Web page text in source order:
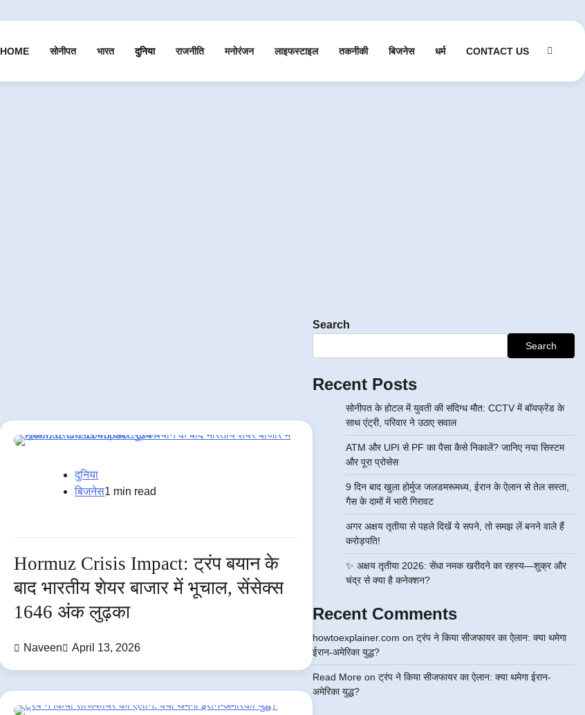
HOME सोनीपत भारत दुनिया राजनीति मनोरंजन लाइफस्टाइल तकनीकी बिजनेस धर्म CONTACT US
दुनिया
बिजनेस1 min read
Hormuz Crisis Impact: ट्रंप बयान के
बाद भारतीय शेयर बाजार में भूचाल, सेंसेक्स
1646 अंक लुढ़का
Naveen April 13, 2026
Search
Search
Recent Posts
सोनीपत के होटल में युवती की संदिग्ध मौत: CCTV में बॉयफ्रेंड के
साथ एंट्री, परिवार ने उठाए सवाल
ATM और UPI से PF का पैसा कैसे निकालें? जानिए नया सिस्टम
और पूरा प्रोसेस
9 दिन बाद खुला होर्मुज जलडमरूमध्य, ईरान के ऐलान से तेल सस्ता,
गैस के दामों में भारी गिरावट
अगर अक्षय तृतीया से पहले दिखें ये सपने, तो समझ लें बनने वाले हैं
करोड़पति!
✨ अक्षय तृतीया 2026: सेंधा नमक खरीदने का रहस्य—शुक्र और
चंद्र से क्या है कनेक्शन?
Recent Comments
howtoexplainer.com on ट्रंप ने किया सीजफायर का ऐलान: क्या थमेगा
ईरान-अमेरिका युद्ध?
Read Moreon ट्रंप ने किया सीजफायर का ऐलान: क्या थमेगा ईरान-
अमेरिका युद्ध?